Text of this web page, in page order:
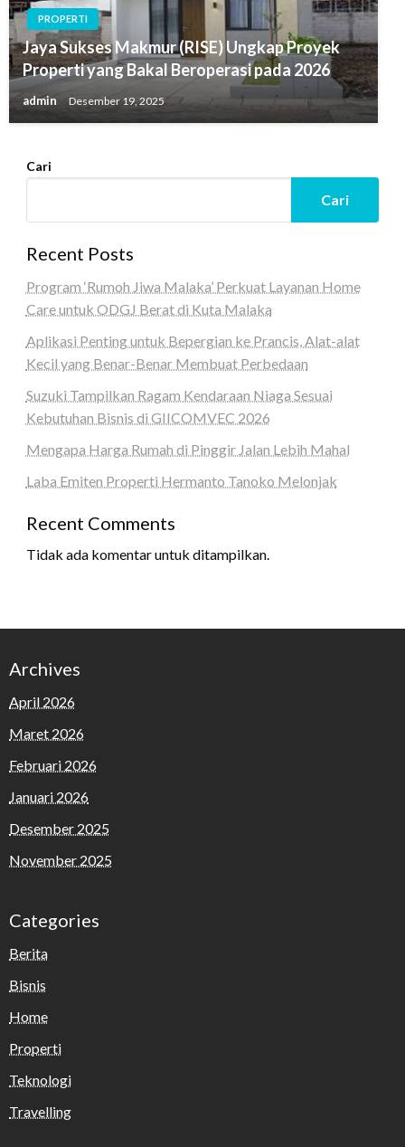
PROPERTI
Jaya Sukses Makmur (RISE) Ungkap Proyek
Properti yang Bakal Beroperasi pada 2026
admin Desember 19, 2025
Cari
Cari
Recent Posts
Program ‘Rumoh Jiwa Malaka’ Perkuat Layanan Home
Care untuk ODGJ Berat di Kuta Malaka
Aplikasi Penting untuk Bepergian ke Prancis, Alat-alat
Kecil yang Benar-Benar Membuat Perbedaan
Suzuki Tampilkan Ragam Kendaraan Niaga Sesuai
Kebutuhan Bisnis di GIICOMVEC 2026
Mengapa Harga Rumah di Pinggir Jalan Lebih Mahal
Laba Emiten Properti Hermanto Tanoko Melonjak
Recent Comments
Tidak ada komentar untuk ditampilkan.
Archives
April 2026
Maret 2026
Februari 2026
Januari 2026
Desember 2025
November 2025
Categories
Berita
Bisnis
Home
Properti
Teknologi
Travelling